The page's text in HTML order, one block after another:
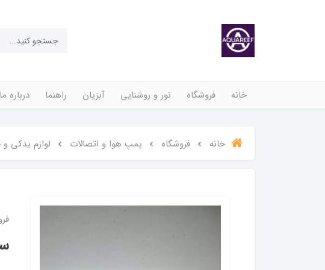
خانه فروشگاه نور و روشنایی آبزیان راهنما درباره ما
خانه فروشگاه پمپ هوا و اتصالات لوازم یدکی